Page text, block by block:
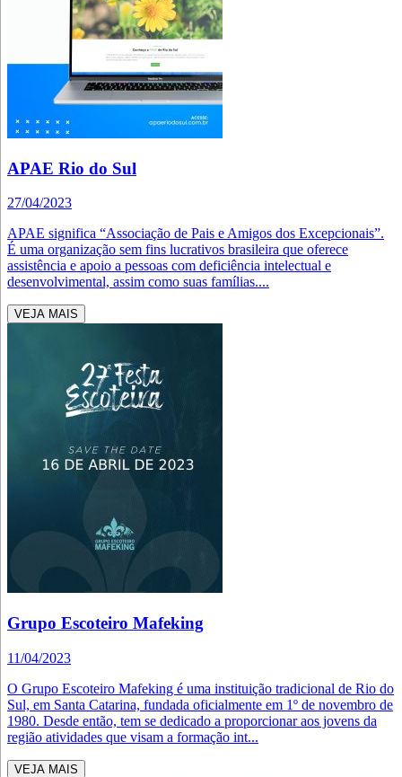
APAE Rio do Sul
27/04/2023
APAE significa “Associação de Pais e Amigos dos Excepcionais”.
É uma organização sem fins lucrativos brasileira que oferece
assistência e apoio a pessoas com deficiência intelectual e
desenvolvimental, assim como suas famílias....
VEJA MAIS
Grupo Escoteiro Mafeking
11/04/2023
O Grupo Escoteiro Mafeking é uma instituição tradicional de Rio do
Sul, em Santa Catarina, fundada oficialmente em 1º de novembro de
1980. Desde então, tem se dedicado a proporcionar aos jovens da
região atividades que visam a formação int...
VEJA MAIS